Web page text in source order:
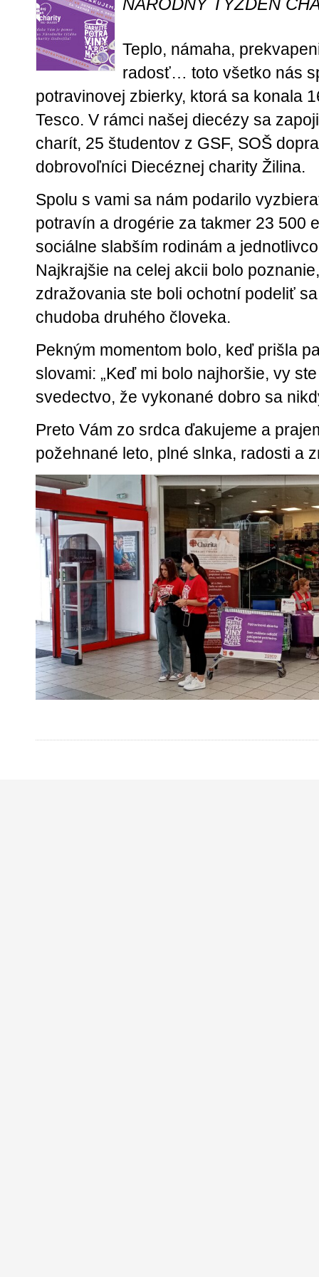
NÁRODNÝ TÝŽDEŇ
Teplo, námaha,
radosť… toto všetko nás
potravinovej zbierky, ktorá sa konala
Tesco. V rámci našej diecézy sa
charít, 25 študentov z GSF, SOŠ
dobrovoľníci Diecéznej charity Žilina.
Spolu s vami sa nám podarilo
potravín a drogérie za takmer 23 500
sociálne slabším rodinám a
Najkrajšie na celej akcii bolo
zdražovania ste boli ochotní podeliť
chudoba druhého človeka.
Pekným momentom bolo, keď prišla
slovami: „Keď mi bolo najhoršie, vy
svedectvo, že vykonané dobro sa
Preto Vám zo srdca ďakujeme a
požehnané leto, plné slnka, radosti a